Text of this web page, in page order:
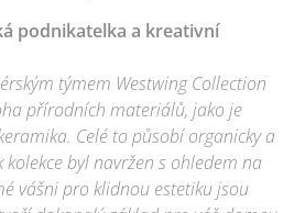
podnikatelka a kreativní
týmem Westwing Collection
přírodních materiálů, jako je
Celé to působí organicky a
kolekce byl navržen s ohledem na
vášni pro klidnou estetiku jsou